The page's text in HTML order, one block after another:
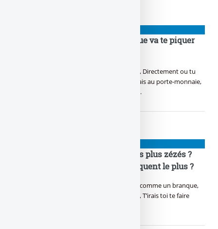
Crise, récession, faillite : ta banque va te piquer
Ding dong ! Tiens ta banque vient te frapper, Directement ou tu
vais le sentir passer, Pas entre les jambes mais au porte-monnaie,
Dis-moi quand tu perds, reste bien accroché.
Quelle banque tient les clients les plus zézés ?
Les plus full aux as ? Ceux qui raquent le plus ?
Tu connais bien les banques, Tu penses pas comme un branque,
Les plus richos sont pas à la Banque Postale, T’irais toi te faire